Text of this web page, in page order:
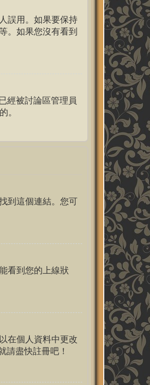
誤用。如果要保持
。如果您沒有看到
經被討論區管理員
。
到這個連結。您可
看到您的上線狀
在個人資料中更改
請盡快註冊吧！